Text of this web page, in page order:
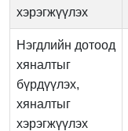
хэрэгжүүлэх
Нэгдлийн дотоод
хяналтыг
бүрдүүлэх,
хяналтыг
хэрэгжүүлэх